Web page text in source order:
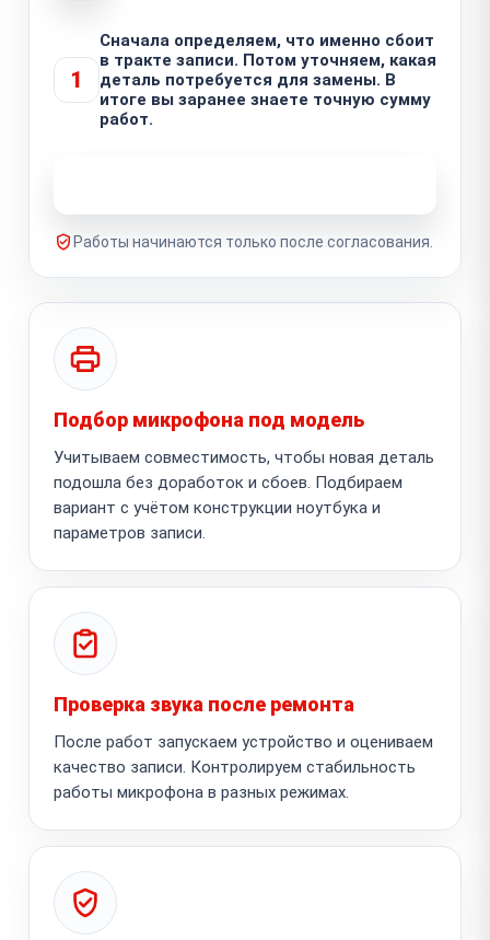
1
Сначала определяем, что именно сбоит
в тракте записи. Потом уточняем, какая
деталь потребуется для замены. В
итоге вы заранее знаете точную сумму
работ.
Работы начинаются только после согласования.
Подбор микрофона под модель
Учитываем совместимость, чтобы новая деталь
подошла без доработок и сбоев. Подбираем
вариант с учётом конструкции ноутбука и
параметров записи.
Проверка звука после ремонта
После работ запускаем устройство и оцениваем
качество записи. Контролируем стабильность
работы микрофона в разных режимах.